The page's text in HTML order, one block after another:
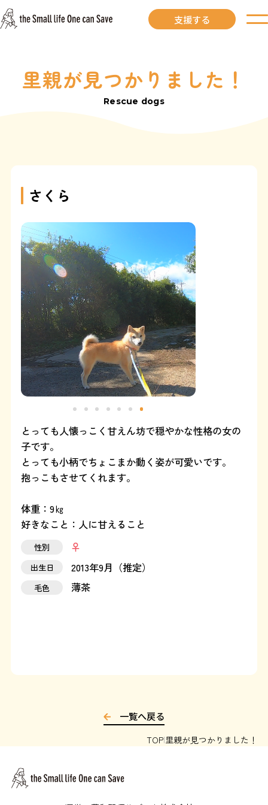
お知らせ
里親が見つかりました
よくある質問
SHOP
ブログ
協賛企業について
Copyright © Towa Nasu Resort Co. All Rights Reserved.
支援する
里親が見つかりました！
Rescue dogs
さくら
とっても人懐っこく甘えん坊で穏やかな性格の女の
子です。
とっても小柄でちょこまか動く姿が可愛いです。
抱っこもさせてくれます。
体重：9㎏
好きなこと：人に甘えること
性別
出生日
2013年9月（推定）
毛色 薄茶
一覧へ戻る
TOP 里親が見つかりました！